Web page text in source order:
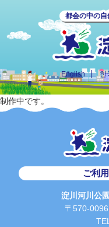
都会の中の
English 한
制作中です。
ご利
淀川河川公
〒570-